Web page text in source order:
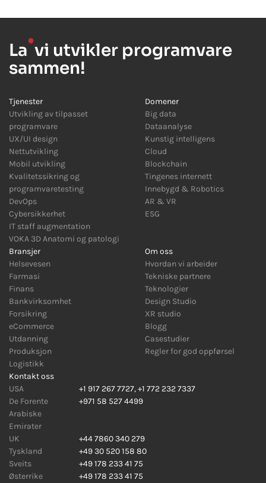
La●vi utvikler programvare
sammen!
Tjenester
Utvikling av tilpasset
programvare
UX/UI design
Nettutvikling
Mobil utvikling
Kvalitetssikring og
programvaretesting
DevOps
Cybersikkerhet
IT staff augmentation
VOKA 3D Anatomi og patologi
Domener
Big data
Dataanalyse
Kunstig intelligens
Cloud
Blockchain
Tingenes internett
Innebygd & Robotics
AR & VR
ESG
Bransjer
Helsevesen
Farmasi
Finans
Bankvirksomhet
Forsikring
eCommerce
Utdanning
Produksjon
Logistikk
Om oss
Hvordan vi arbeider
Tekniske partnere
Teknologier
Design Studio
XR studio
Blogg
Casestudier
Regler for god oppførsel
Kontakt oss
USA
+1 917 267 7727,+1 772 232 7337
De Forente
Arabiske
Emirater
+971 58 527 4499
UK
+44 7860 340 279
Tyskland
+49 30 520 158 80
Sveits
+49 178 233 41 75
Østerrike
+49 178 233 41 75